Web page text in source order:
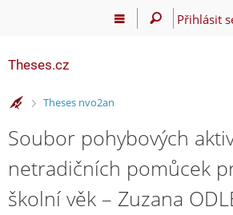
Přihlásit
Theses.cz
>
Theses nvo2an
Soubor pohybových
netradičních pomůcek
školní věk – Zuzana